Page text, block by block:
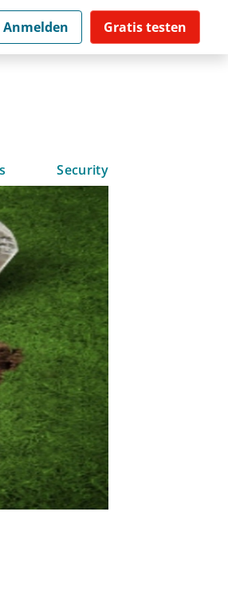
Anmelden Gratis testen
Security